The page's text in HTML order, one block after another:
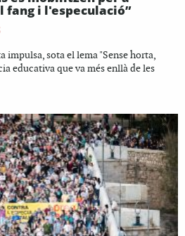
fang i l'especulació”
impulsa, sota el lema "Sense horta,
educativa que va més enllà de les